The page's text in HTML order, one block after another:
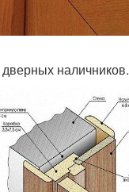
наличников.